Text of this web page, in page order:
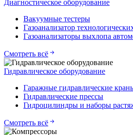
Диагностическое оборудование
Вакуумные тестеры
Газоанализатор
Газоанализаторы выхлопа
Смотреть всё
Гидравлическое оборудование
Гаражные гидравлические
Гидравлические прессы
Гидроцилиндры и наборы
Смотреть всё